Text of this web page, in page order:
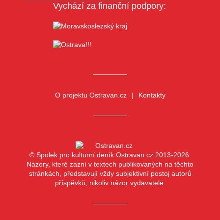
Vychází za finanční podpory:
O projektu Ostravan.cz Kontakty
© Spolek pro kulturní deník Ostravan.cz 2013-2026.
Názory, které zazní v textech publikovaných na těchto
stránkách, představují vždy subjektivní postoj autorů
příspěvků, nikoliv názor vydavatele.